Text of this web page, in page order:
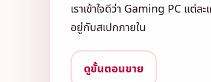
เราเข้าใจดีว่า Gaming PC แต่ล
อยู่กับสเปกภายใน
ดูขั้นตอนขาย